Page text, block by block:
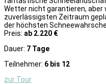
Wetter nicht garantieren, aber
zuverlässigsten Zeitraum
der höchsten
Preis: ab 2.220 €
Dauer: 7 Tage
Teilnehmer: 6 bis 12
zur Tour